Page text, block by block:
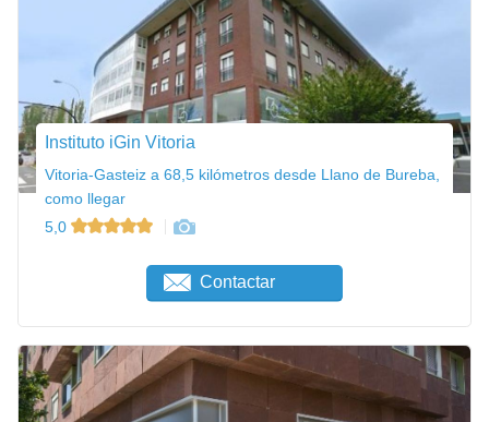
Instituto iGin Vitoria
Vitoria-Gasteiz a 68,5 kilómetros desde Llano de Bureba,
como llegar
5,0
Contactar